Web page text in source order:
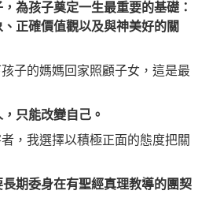
為孩子奠定一生最重要的基礎：
正確價值觀以及與神美好的關
子的媽媽回家照顧子女，這是最
只能改變自己。
，我選擇以積極正面的態度把關
期委身在有聖經真理教導的團契